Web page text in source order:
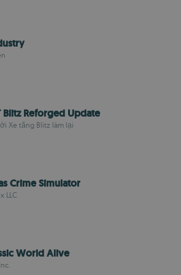
Blitz Reforged Update
Xe tăng Blitz làm lại
Crime Simulator
LLC
World Alive